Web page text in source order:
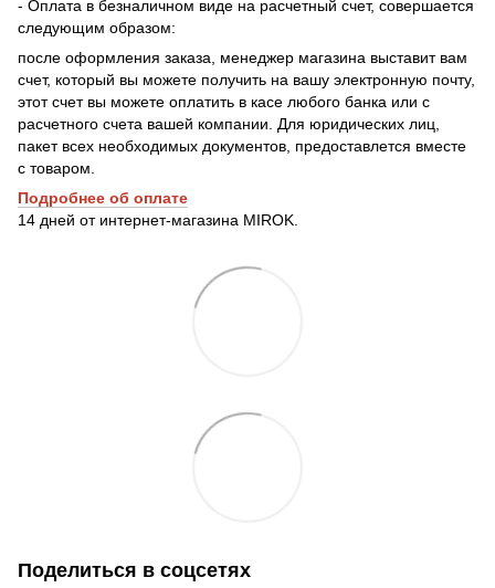
- Оплата в безналичном виде на расчетный счет, совершается
следующим образом:
после оформления заказа, менеджер магазина выставит вам
счет, который вы можете получить на вашу электронную почту,
этот счет вы можете оплатить в касе любого банка или с
расчетного счета вашей компании. Для юридических лиц,
пакет всех необходимых документов, предоставлется вместе
с товаром.
Подробнее об оплате
14 дней от интернет-магазина MIROK.
Поделиться в соцсетях